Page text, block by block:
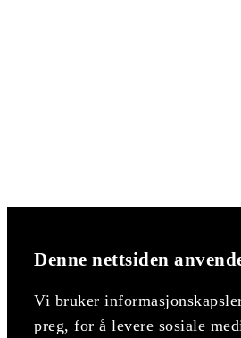
Denne nettsiden
Vi bruker
preg, for å levere sosiale